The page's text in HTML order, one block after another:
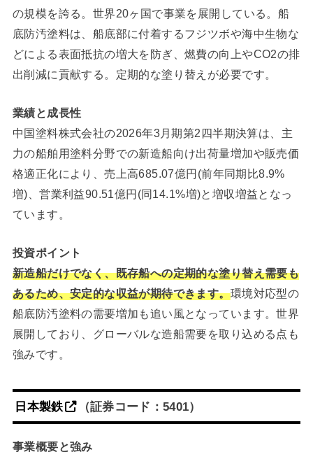
の規模を誇る。世界20ヶ国で事業を展開している。船
底防汚塗料は、船底部に付着するフジツボや海中生物な
どによる表面抵抗の増大を防ぎ、燃費の向上やCO2の排
出削減に貢献する。定期的な塗り替えが必要です。
業績と成長性
中国塗料株式会社の2026年3月期第2四半期決算は、主
力の船舶用塗料分野での新造船向け出荷量増加や販売価
格適正化により、売上高685.07億円(前年同期比8.9%
増)、営業利益90.51億円(同14.1%増)と増収増益となっ
ています。
投資ポイント
新造船だけでなく、既存船への定期的な塗り替え需要も
あるため、安定的な収益が期待できます。環境対応型の
船底防汚塗料の需要増加も追い風となっています。世界
展開しており、グローバルな造船需要を取り込める点も
強みです。
日本製鉄 （証券コード：5401）
事業概要と強み